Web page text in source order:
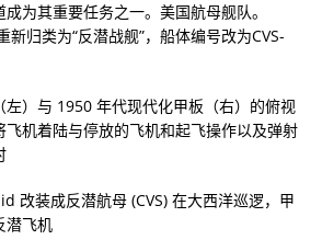
为其重要任务之一。美国航母舰队。
新归类为“反潜战舰”，船体编号改为CVS-
左）与 1950 年代现代化甲板（右）的俯视
飞机着陆与停放的飞机和起飞操作以及弹射
改装成反潜航母 (CVS) 在大西洋巡逻，甲
潜飞机